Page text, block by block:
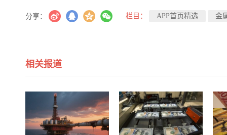
分享： 栏目： APP首页精选 金
相关报道